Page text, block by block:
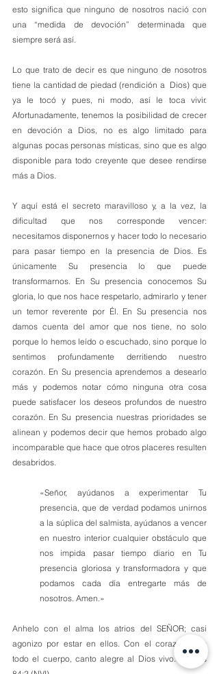
esto significa que ninguno de nosotros nació con
una “medida de devoción” determinada que
siempre será así.
Lo que trato de decir es que ninguno de nosotros
tiene la cantidad de piedad (rendición a  Dios) que
ya le tocó y pues, ni modo, así le toca vivir.
Afortunadamente, tenemos la posibilidad de crecer
en devoción a Dios, no es algo limitado para
algunas pocas personas místicas, sino que es algo
disponible para todo creyente que desee rendirse
más a Dios.
Y aquí está el secreto maravilloso y, a la vez, la
dificultad que nos corresponde vencer:
necesitamos disponernos y hacer todo lo necesario
para pasar tiempo en la presencia de Dios. Es
únicamente Su presencia lo que puede
transformarnos. En Su presencia conocemos Su
gloria, lo que nos hace respetarlo, admirarlo y tener
un temor reverente por Él. En Su presencia nos
damos cuenta del amor que nos tiene, no solo
porque lo hemos leído o escuchado, sino porque lo
sentimos profundamente derritiendo nuestro
corazón. En Su presencia aprendemos a desearlo
más y podemos notar cómo ninguna otra cosa
puede satisfacer los deseos profundos de nuestro
corazón. En Su presencia nuestras prioridades se
alinean y podemos decir que hemos probado algo
incomparable que hace que otros placeres resulten
desabridos.
«Señor, ayúdanos a experimentar Tu
presencia, que de verdad podamos unirnos
a la súplica del salmista, ayúdanos a vencer
en nuestro interior cualquier obstáculo que
nos impida pasar tiempo diario en Tu
presencia gloriosa y transformadora y que
podamos cada día entregarte más de
nosotros. Amen.»
Anhelo con el alma los atrios del SEÑOR; casi
agonizo por estar en ellos. Con el corazón, con
todo el cuerpo, canto alegre al Dios vivo. Salmos